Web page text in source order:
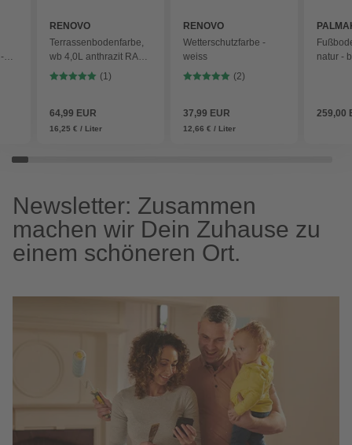
RENOVO
Terrassenbodenfarbe,
wb 4,0L anthrazit RAL
7016 - grau
(1)
64,99 EUR
16,25 € / Liter
RENOVO
Wetterschutzfarbe -
weiss
(2)
37,99 EUR
12,66 € / Liter
natur -
259,00
Newsletter: Zusammen
machen wir Dein Zuhause zu
einem schöneren Ort.